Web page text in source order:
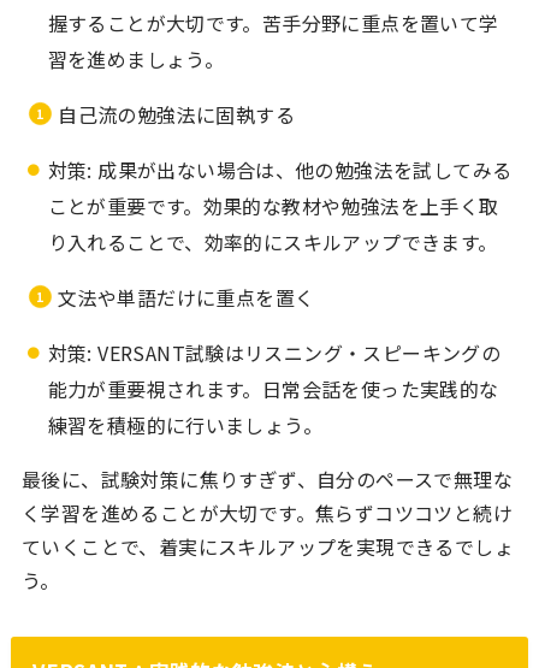
握することが大切です。苦手分野に重点を置いて学
習を進めましょう。
自己流の勉強法に固執する
対策: 成果が出ない場合は、他の勉強法を試してみる
ことが重要です。効果的な教材や勉強法を上手く取
り入れることで、効率的にスキルアップできます。
文法や単語だけに重点を置く
対策: VERSANT試験はリスニング・スピーキングの
能力が重要視されます。日常会話を使った実践的な
練習を積極的に行いましょう。
最後に、試験対策に焦りすぎず、自分のペースで無理な
く学習を進めることが大切です。焦らずコツコツと続け
ていくことで、着実にスキルアップを実現できるでしょ
う。